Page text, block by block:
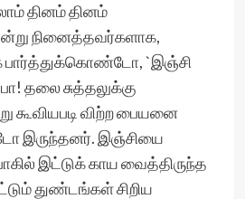
தினம் தினம்
நினைத்தவர்களாக,
பார்த்துக்கொண்டோ, `இஞ்சி
தலை சுத்தலுக்கு
கூவியபடி விற்ற பையனை
இருந்தனர். இஞ்சியை
இட்டுக் காய வைத்திருந்த
துண்டங்கள் சிறிய